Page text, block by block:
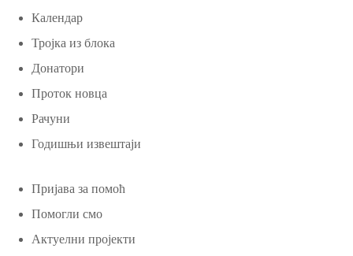
Календар
Тројка из блока
Донатори
Проток новца
Рачуни
Годишњи извештаји
Пријава за помоћ
Помогли смо
Актуелни пројекти